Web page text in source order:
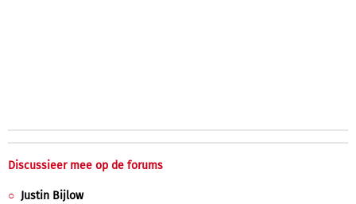
Discussieer mee op de forums
Justin Bijlow